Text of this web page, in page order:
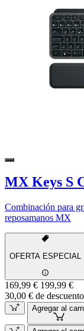
MX Keys S
Combinación para
reposamanos MX
OFERTA ESPECIAL
169,99 € 199,99 €
30,00 € de descuento
Agregar al